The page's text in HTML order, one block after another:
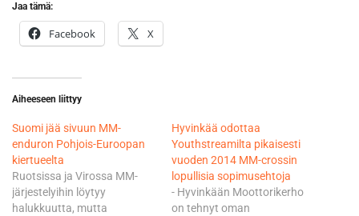
Jaa tämä:
Facebook X
Aiheeseen liittyy
Suomi jää sivuun MM-
enduron Pohjois-Euroopan
kiertueelta
Ruotsissa ja Virossa MM-
järjestelyihin löytyy
halukkuutta, mutta
Hyvinkää odottaa
Youthstreamilta pikaisesti
vuoden 2014 MM-crossin
lopullisia sopimusehtoja
- Hyvinkään Moottorikerho
on tehnyt oman